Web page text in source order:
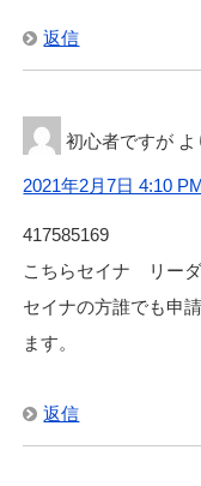
返信
初心者ですが よ
2021年2月7日 4:10
417585169
こちらセイナ リー
セイナの方誰でも申
ます。
返信